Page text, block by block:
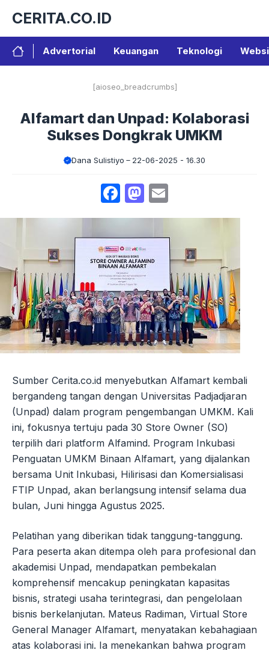
isi
CERITA.CO.ID
Advertorial Keuangan Teknologi
[aioseo_breadcrumbs]
Alfamart dan Unpad: Kolaborasi
Sukses Dongkrak UMKM
Dana Sulistiyo 22-06-2025 - 16.30
Facebook
Mastodon
Sumber Cerita.co.id menyebutkan Alfamart kembali
bergandeng tangan dengan Universitas Padjadjaran
(Unpad) dalam program pengembangan UMKM. Kali
ini, fokusnya tertuju pada 30 Store Owner (SO)
terpilih dari platform Alfamind. Program Inkubasi
Penguatan UMKM Binaan Alfamart, yang dijalankan
bersama Unit Inkubasi, Hilirisasi dan Komersialisasi
FTIP Unpad, akan berlangsung intensif selama dua
bulan, Juni hingga Agustus 2025.
Pelatihan yang diberikan tidak tanggung-tanggung.
Para peserta akan ditempa oleh para profesional dan
akademisi Unpad, mendapatkan pembekalan
komprehensif mencakup peningkatan kapasitas
bisnis, strategi usaha terintegrasi, dan pengelolaan
bisnis berkelanjutan. Mateus Radiman, Virtual Store
General Manager Alfamart, menyatakan kebahagiaan
atas kolaborasi ini. Ia menekankan bahwa program